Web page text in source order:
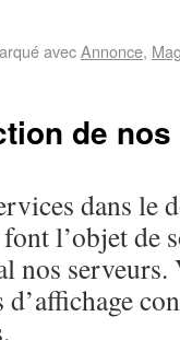
avecAnnonce,
de
dans le
l’objet de
nos serveurs.
d’affichage